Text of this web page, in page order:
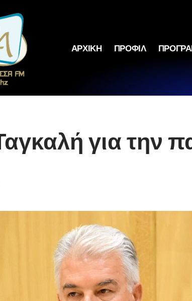
ΑΡΧΙΚΗ ΠΡΟΦΙΛ
για την